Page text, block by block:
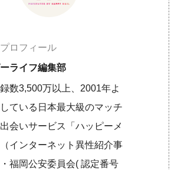
ロフィール
ライフ編集部
数3,500万以上、2001年よ
ている日本最大級のマッチ
会いサービス「ハッピーメ
インターネット異性紹介事
福岡公安委員会( 認定番号